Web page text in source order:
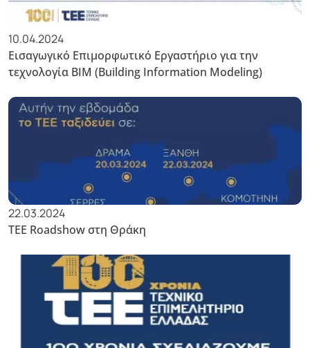
10.04.2024
Εισαγωγικό Επιμορφωτικό Εργαστήριο για την
τεχνολογία BIM (Building Information Modeling)
22.03.2024
TEE Roadshow στη Θράκη